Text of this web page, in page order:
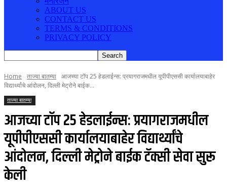
ABOUT US
CONTACT US
TERMS & CONDITIONS
PRIVACY POLICY
Home ताज्या बातम्या आजच्या टॉप 25 हेडलाईन्स: प्रयागराजमधील यूपीपीएससी कार्यालयाबाहेर
विद्यार्थ्यांचे आंदोलन, दिल्ली मेट्रोने बाईक...
ताज्या बातम्या
आजच्या टॉप 25 हेडलाईन्स: प्रयागराजमधील
यूपीपीएससी कार्यालयाबाहेर विद्यार्थ्यांचे
आंदोलन, दिल्ली मेट्रोने बाईक टॅक्सी सेवा सुरू
केली